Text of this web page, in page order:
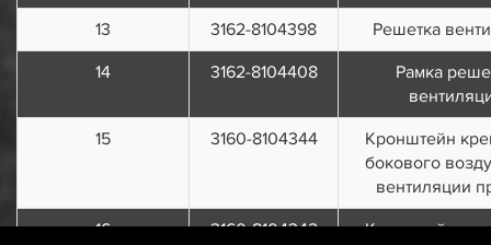
13
3162-8104398
Решетка
14
3162-8104408
Рамка
15
3160-8104344
Кронштейн
бокового
вентиляции
16
3160-8104342
Кронштейн